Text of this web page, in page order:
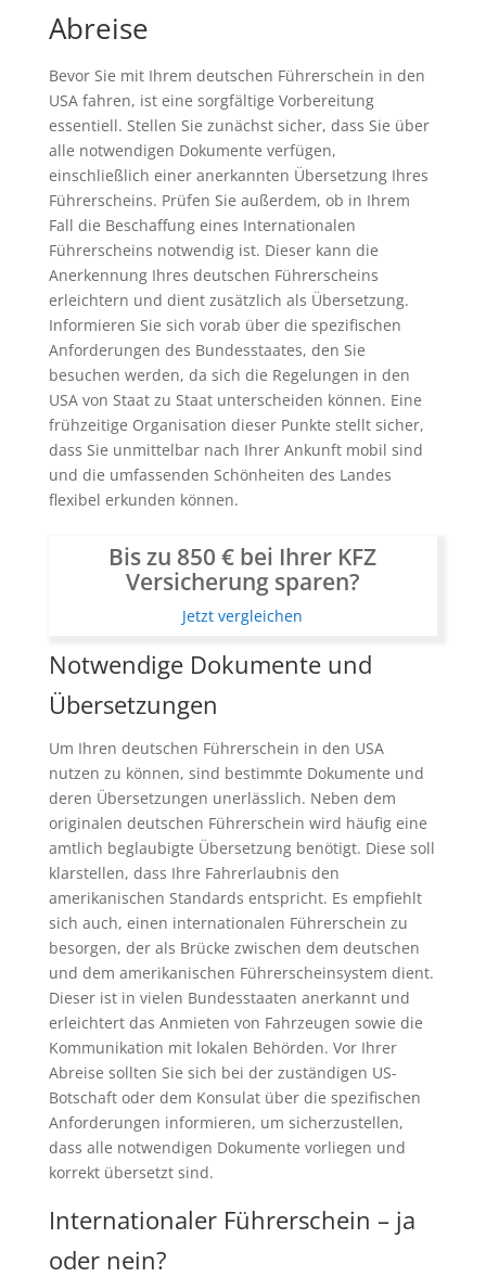
Abreise
Bevor Sie mit Ihrem deutschen Führerschein in den
USA fahren, ist eine sorgfältige Vorbereitung
essentiell. Stellen Sie zunächst sicher, dass Sie über
alle notwendigen Dokumente verfügen,
einschließlich einer anerkannten Übersetzung Ihres
Führerscheins. Prüfen Sie außerdem, ob in Ihrem
Fall die Beschaffung eines Internationalen
Führerscheins notwendig ist. Dieser kann die
Anerkennung Ihres deutschen Führerscheins
erleichtern und dient zusätzlich als Übersetzung.
Informieren Sie sich vorab über die spezifischen
Anforderungen des Bundesstaates, den Sie
besuchen werden, da sich die Regelungen in den
USA von Staat zu Staat unterscheiden können. Eine
frühzeitige Organisation dieser Punkte stellt sicher,
dass Sie unmittelbar nach Ihrer Ankunft mobil sind
und die umfassenden Schönheiten des Landes
flexibel erkunden können.
Bis zu 850 € bei Ihrer KFZ
Versicherung sparen?
Jetzt vergleichen
Notwendige Dokumente und
Übersetzungen
Um Ihren deutschen Führerschein in den USA
nutzen zu können, sind bestimmte Dokumente und
deren Übersetzungen unerlässlich. Neben dem
originalen deutschen Führerschein wird häufig eine
amtlich beglaubigte Übersetzung benötigt. Diese soll
klarstellen, dass Ihre Fahrerlaubnis den
amerikanischen Standards entspricht. Es empfiehlt
sich auch, einen internationalen Führerschein zu
besorgen, der als Brücke zwischen dem deutschen
und dem amerikanischen Führerscheinsystem dient.
Dieser ist in vielen Bundesstaaten anerkannt und
erleichtert das Anmieten von Fahrzeugen sowie die
Kommunikation mit lokalen Behörden. Vor Ihrer
Abreise sollten Sie sich bei der zuständigen US-
Botschaft oder dem Konsulat über die spezifischen
Anforderungen informieren, um sicherzustellen,
dass alle notwendigen Dokumente vorliegen und
korrekt übersetzt sind.
Internationaler Führerschein – ja
oder nein?